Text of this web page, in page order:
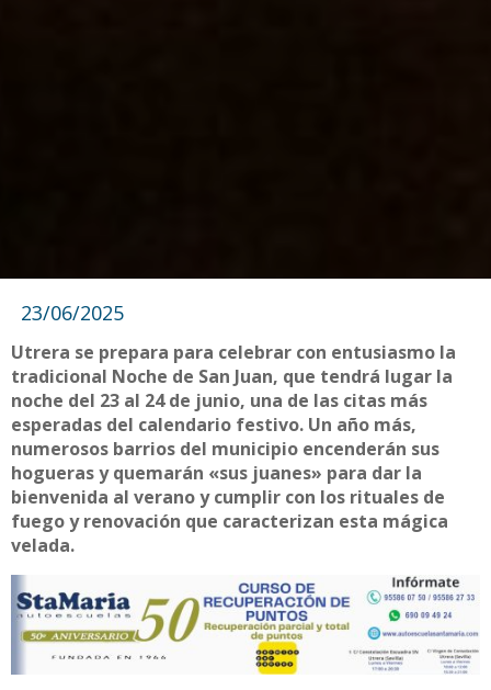
23/06/2025
Utrera se prepara para celebrar con entusiasmo la
tradicional Noche de San Juan, que tendrá lugar la
noche del 23 al 24 de junio, una de las citas más
esperadas del calendario festivo. Un año más,
numerosos barrios del municipio encenderán sus
hogueras y quemarán «sus juanes» para dar la
bienvenida al verano y cumplir con los rituales de
fuego y renovación que caracterizan esta mágica
velada.